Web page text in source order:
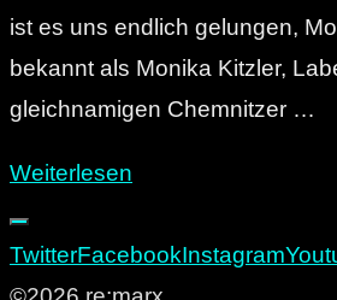
ist es uns endlich gelungen,
bekannt als Monika Kitzler,
gleichnamigen Chemnitzer …
Weiterlesen
Eine
Frau
TwitterFacebookInstagram